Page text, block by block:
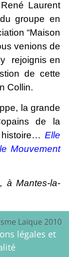
Laurent
groupe en
“Maison
venions de
rejoignis en
de cette
Collin.
la grande
de la
histoire…Elle
Mouvement
à Mantes-la-
Laïque 2010
légales et